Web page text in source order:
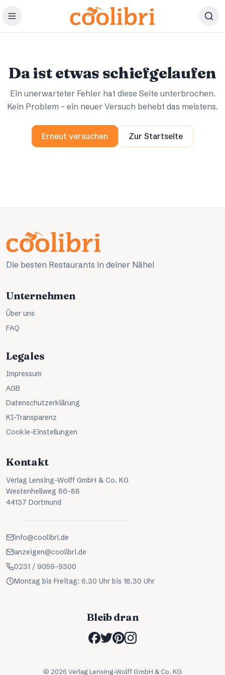
Zum Hauptinhalt springen
Da ist etwas schiefgelaufen
Ein unerwarteter Fehler hat diese Seite unterbrochen.
Kein Problem – ein neuer Versuch behebt das meistens.
Erneut versuchen Zur Startseite
Die besten Restaurants in deiner Nähe!
Unternehmen
Über uns
FAQ
Legales
Impressum
AGB
Datenschutzerklärung
KI-Transparenz
Cookie-Einstellungen
Kontakt
Verlag Lensing-Wolff GmbH & Co. KG
Westenhellweg 86-88
44137 Dortmund
info@coolibri.de
anzeigen@coolibri.de
0231 / 9059-9300
Montag bis Freitag: 6.30 Uhr bis 18.30 Uhr
Bleib dran
© 2026 Verlag Lensing-Wolff GmbH & Co. KG